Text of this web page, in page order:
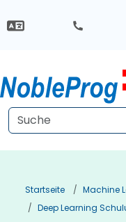
Startseite
Machine
Deep Learning